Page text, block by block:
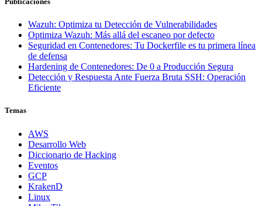
Wazuh: Optimiza tu Detección de Vulnerabilidades
Optimiza Wazuh: Más allá del escaneo por defecto
Seguridad en Contenedores: Tu Dockerfile es tu primera línea
de defensa
Hardening de Contenedores: De 0 a Producción Segura
Detección y Respuesta Ante Fuerza Bruta SSH: Operación
Eficiente
Temas
AWS
Desarrollo Web
Diccionario de Hacking
Eventos
GCP
KrakenD
Linux